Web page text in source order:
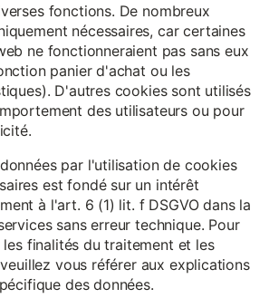
fonctions. De nombreux
nécessaires, car certaines
ne fonctionneraient pas sans eux
panier d'achat ou les
D'autres cookies sont utilisés
des utilisateurs ou pour
par l'utilisation de cookies
est fondé sur un intérêt
à l'art. 6 (1) lit. f DSGVO dans la
sans erreur technique. Pour
finalités du traitement et les
vous référer aux explications
des données.